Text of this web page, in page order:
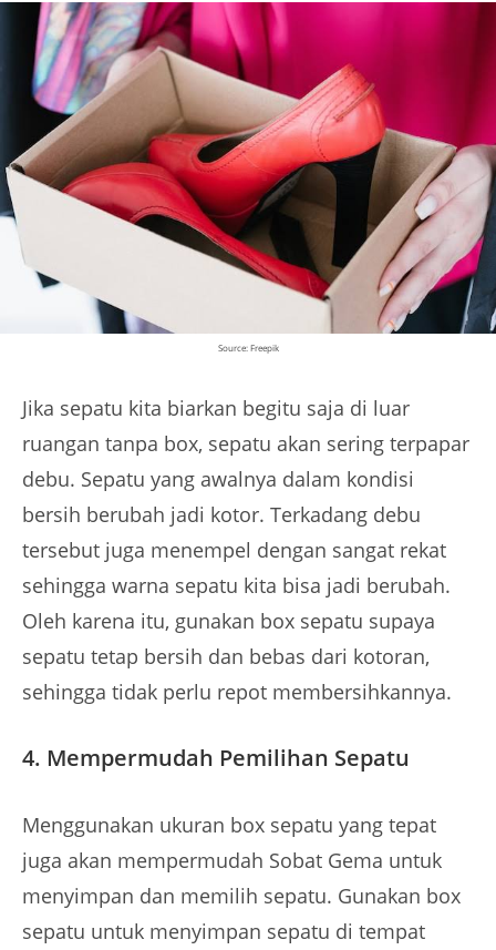
Source: Freepik
Jika sepatu kita biarkan begitu saja di luar
ruangan tanpa box, sepatu akan sering terpapar
debu. Sepatu yang awalnya dalam kondisi
bersih berubah jadi kotor. Terkadang debu
tersebut juga menempel dengan sangat rekat
sehingga warna sepatu kita bisa jadi berubah.
Oleh karena itu, gunakan box sepatu supaya
sepatu tetap bersih dan bebas dari kotoran,
sehingga tidak perlu repot membersihkannya.
4. Mempermudah Pemilihan Sepatu
Menggunakan ukuran box sepatu yang tepat
juga akan mempermudah Sobat Gema untuk
menyimpan dan memilih sepatu. Gunakan box
sepatu untuk menyimpan sepatu di tempat